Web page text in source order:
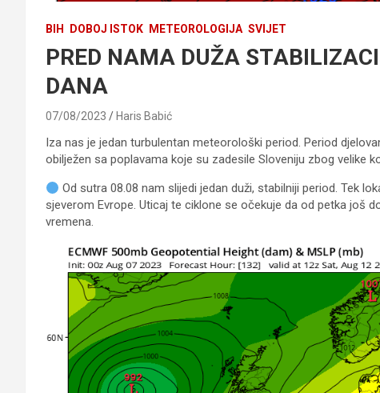
BIH DOBOJ ISTOK METEOROLOGIJA SVIJET
PRED NAMA DUŽA
DANA
07/08/2023 Haris Babić
Iza nas je jedan turbulentan meteorološki period. Period
obilježen sa poplavama koje su zadesile Sloveniju zbog velike
Od sutra 08.08 nam slijedi jedan duži, stabilniji period. Tek
sjeverom Evrope. Uticaj te ciklone se očekuje da od petka još
vremena.